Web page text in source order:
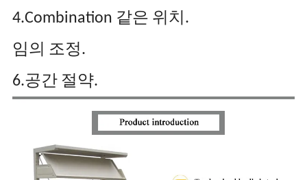
4.Combination 같은 위치.
임의 조정.
6.공간 절약.